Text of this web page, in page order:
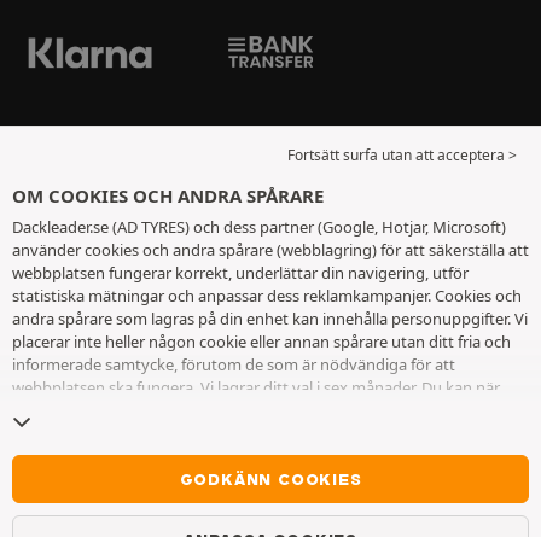
Fortsätt surfa utan att acceptera >
OM COOKIES OCH ANDRA SPÅRARE
Dackleader.se (AD TYRES) och dess partner (Google, Hotjar, Microsoft)
använder cookies och andra spårare (webblagring) för att säkerställa att
webbplatsen fungerar korrekt, underlättar din navigering, utför
statistiska mätningar och anpassar dess reklamkampanjer. Cookies och
andra spårare som lagras på din enhet kan innehålla personuppgifter. Vi
placerar inte heller någon cookie eller annan spårare utan ditt fria och
informerade samtycke, förutom de som är nödvändiga för att
webbplatsen ska fungera. Vi lagrar ditt val i sex månader. Du kan när
andra spårare
cookies eller andra spårare. Vägran hindrar inte tillgång till tjänsterna
AD TYRES. För ytterligare information hänvisar vi till
och andra spårare.
GODKÄNN COOKIES